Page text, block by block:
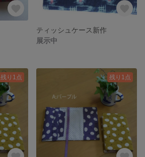
ティッシュケース新作
展示中
残り1点 残り1点